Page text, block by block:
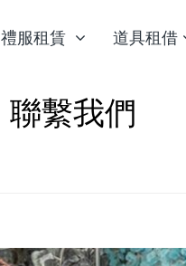
禮服租賃 道具租借
聯繫我們